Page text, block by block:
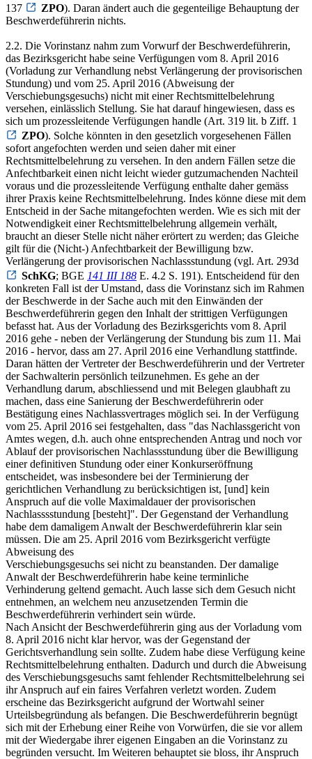
137
ZPO). Daran ändert auch die gegenteilige Behauptung der
Beschwerdeführerin nichts.
2.2. Die Vorinstanz nahm zum Vorwurf der Beschwerdeführerin,
das Bezirksgericht habe seine Verfügungen vom 8. April 2016
(Vorladung zur Verhandlung nebst Verlängerung der provisorischen
Stundung) und vom 25. April 2016 (Abweisung der
Verschiebungsgesuchs) nicht mit einer Rechtsmittelbelehrung
versehen, einlässlich Stellung. Sie hat darauf hingewiesen, dass es
sich um prozessleitende Verfügungen handle (Art. 319 lit. b Ziff. 1
ZPO). Solche könnten in den gesetzlich vorgesehenen Fällen
sofort angefochten werden und seien daher mit einer
Rechtsmittelbelehrung zu versehen. In den andern Fällen setze die
Anfechtbarkeit einen nicht leicht wieder gutzumachenden Nachteil
voraus und die prozessleitende Verfügung enthalte daher gemäss
ihrer Praxis keine Rechtsmittelbelehrung. Indes könne diese mit dem
Entscheid in der Sache mitangefochten werden. Wie es sich mit der
Notwendigkeit einer Rechtsmittelbelehrung allgemein verhält,
braucht an dieser Stelle nicht näher erörtert zu werden; das Gleiche
gilt für die (Nicht-) Anfechtbarkeit der Bewilligung bzw.
Verlängerung der provisorischen Nachlassstundung (vgl. Art. 293d
SchKG; BGE 141 III 188 E. 4.2 S. 191). Entscheidend für den
konkreten Fall ist der Umstand, dass die Vorinstanz sich im Rahmen
der Beschwerde in der Sache auch mit den Einwänden der
Beschwerdeführerin gegen den Inhalt der strittigen Verfügungen
befasst hat. Aus der Vorladung des Bezirksgerichts vom 8. April
2016 gehe - neben der Verlängerung der Stundung bis zum 11. Mai
2016 - hervor, dass am 27. April 2016 eine Verhandlung stattfinde.
Daran hätten der Vertreter der Beschwerdeführerin und der Vertreter
der Sachwalterin persönlich teilzunehmen. Es gehe an der
Verhandlung darum, abschliessend und mit Belegen glaubhaft zu
machen, dass eine Sanierung der Beschwerdeführerin oder
Bestätigung eines Nachlassvertrages möglich sei. In der Verfügung
vom 25. April 2016 sei festgehalten, dass "das Nachlassgericht von
Amtes wegen, d.h. auch ohne entsprechenden Antrag und noch vor
Ablauf der provisorischen Nachlassstundung über die Bewilligung
einer definitiven Stundung oder einer Konkurseröffnung
entscheidet, was insbesondere bei der Terminierung der
gerichtlichen Verhandlung zu berücksichtigen ist, [und] kein
Anspruch auf die volle Maximaldauer der provisorischen
Nachlasssstundung [besteht]". Der Gegenstand der Verhandlung
habe dem damaligem Anwalt der Beschwerdeführerin klar sein
müssen. Die am 25. April 2016 vom Bezirksgericht verfügte
Abweisung des
Verschiebungsgesuchs sei nicht zu beanstanden. Der damalige
Anwalt der Beschwerdeführerin habe keine terminliche
Verhinderung geltend gemacht. Auch lasse sich dem Gesuch nicht
entnehmen, an welchem neu anzusetzenden Termin die
Beschwerdeführerin verhindert sein würde.
Nach Ansicht der Beschwerdeführerin ging aus der Vorladung vom
8. April 2016 nicht klar hervor, was der Gegenstand der
Gerichtsverhandlung sein sollte. Zudem habe diese Verfügung keine
Rechtsmittelbelehrung enthalten. Dadurch und durch die Abweisung
des Verschiebungsgesuchs samt fehlender Rechtsmittelbelehrung sei
ihr Anspruch auf ein faires Verfahren verletzt worden. Zudem
erscheine das Bezirksgericht aufgrund der Wortwahl seiner
Urteilsbegründung als befangen. Die Beschwerdeführerin begnügt
sich mit der Erhebung einer Reihe von Vorwürfen, die sie vor allem
mit der Wiedergabe ihrer eigenen Eingaben an die Vorinstanz zu
begründen versucht. Im Weiteren behauptet sie bloss, ihr Anspruch